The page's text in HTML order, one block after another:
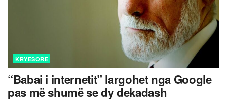
KRYESORE
“Babai i internetit” largohet nga Google
pas më shumë se dy dekadash